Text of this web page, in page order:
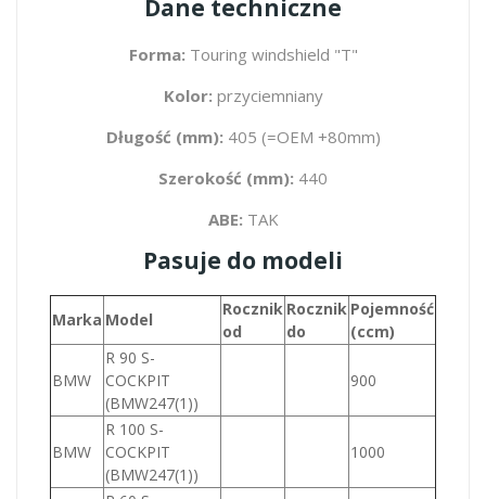
Dane techniczne
Forma: Touring windshield "T"
Kolor: przyciemniany
Długość (mm): 405 (=OEM +80mm)
Szerokość (mm): 440
ABE: TAK
Pasuje do modeli
Marka Model
Rocznik
od
Rocznik
do
Pojemność
(ccm)
BMW
R 90 S-
COCKPIT
(BMW247(1))
900
BMW
R 100 S-
COCKPIT
(BMW247(1))
1000